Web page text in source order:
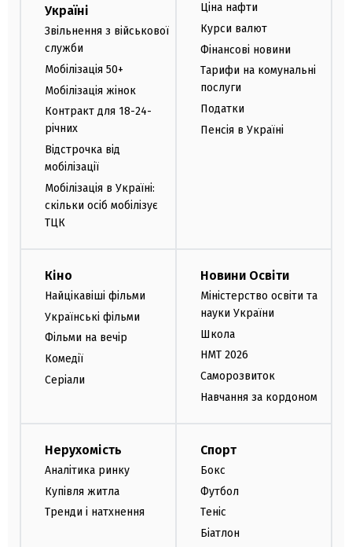
Україні
Звільнення з військової
служби
Мобілізація 50+
Мобілізація жінок
Контракт для 18-24-
річних
Відстрочка від
мобілізації
Мобілізація в Україні:
скільки осіб мобілізує
ТЦК
Ціна нафти
Курси валют
Фінансові новини
Тарифи на комунальні
послуги
Податки
Пенсія в Україні
Кіно
Найцікавіші фільми
Українські фільми
Фільми на вечір
Комедії
Серіали
Новини Освіти
Міністерство освіти та
науки України
Школа
НМТ 2026
Саморозвиток
Навчання за кордоном
Нерухомість
Аналітика ринку
Купівля житла
Тренди і натхнення
Спорт
Бокс
Футбол
Теніс
Біатлон